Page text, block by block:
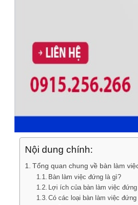
Nội dung chính:
Tổng quan chung về bàn làm
Bàn làm việc đứng là gì?
Lợi ích của bàn làm việc đứng
Có các loại bàn làm việc đứng